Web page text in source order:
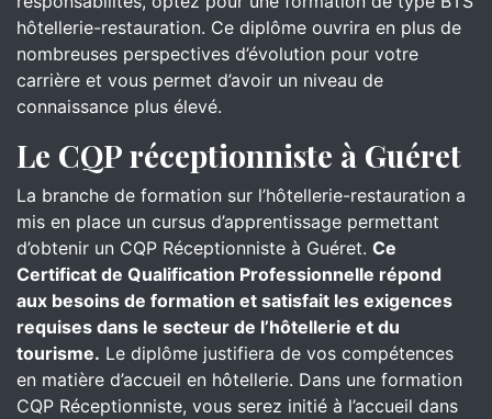
hôtellerie-restauration. Ce diplôme ouvrira en plus de
nombreuses perspectives d’évolution pour votre
carrière et vous permet d’avoir un niveau de
connaissance plus élevé.
Le CQP réceptionniste à Guéret
La branche de formation sur l’hôtellerie-restauration a
mis en place un cursus d’apprentissage permettant
d’obtenir un CQP Réceptionniste à Guéret. Ce
Certificat de Qualification Professionnelle répond
aux besoins de formation et satisfait les exigences
requises dans le secteur de l’hôtellerie et du
tourisme. Le diplôme justifiera de vos compétences
en matière d’accueil en hôtellerie. Dans une formation
CQP Réceptionniste, vous serez initié à l’accueil dans